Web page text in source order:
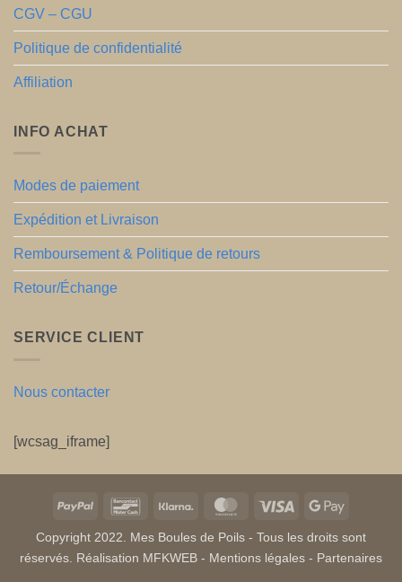
CGV – CGU
Politique de confidentialité
Affiliation
INFO ACHAT
Modes de paiement
Expédition et Livraison
Remboursement & Politique de retours
Retour/Échange
SERVICE CLIENT
Nous contacter
[wcsag_iframe]
PayPal BancontactKlarna MasterCardVisa
Google
Copyright 2022. Mes Boules de Poils - Tous les droits sont
réservés. Réalisation MFKWEB - Mentions légales - Partenaires